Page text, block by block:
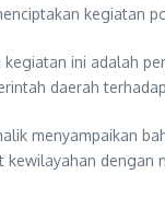
kegiatan
ini adalah
daerah
menyampaikan
kewilayahan dengan